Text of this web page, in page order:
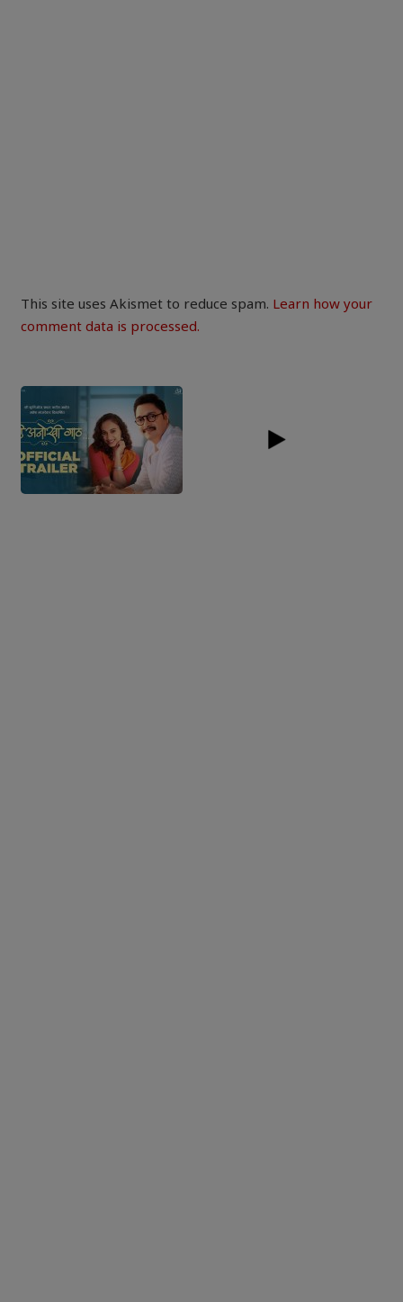
This site uses Akismet to reduce spam. Learn how your
comment data is processed.